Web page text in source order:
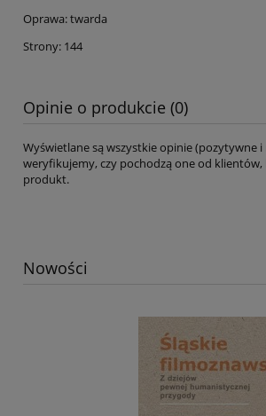
Oprawa: twarda
Strony: 144
Opinie o produkcie (0)
Wyświetlane są wszystkie opinie (pozytywne
weryfikujemy, czy pochodzą one od
produkt.
Nowości